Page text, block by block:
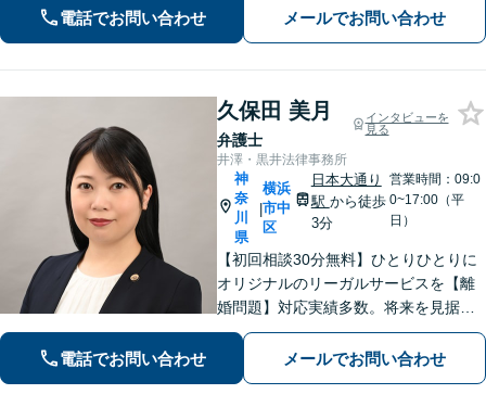
注力。これまで培ったノウハウを最大
限に活かし、最善の解決へ尽力します
電話でお問い合わせ メールでお問い合わせ
久保田 美月
弁護士
インタビューを
見る
井澤・黒井法律事務所
神
奈
川
県
|
横浜
市中
区
日本大通り
駅 から徒歩
3分
営業時間：09:0
0~17:00（平
日）
【初回相談30分無料】ひとりひとりに
オリジナルのリーガルサービスを【離
婚問題】対応実績多数。将来を見据え
た最善の解決を提案【相続問題】丁寧
にお話を伺い、納得感ある解決を【日
本大通り駅3分】
電話でお問い合わせ メールでお問い合わせ